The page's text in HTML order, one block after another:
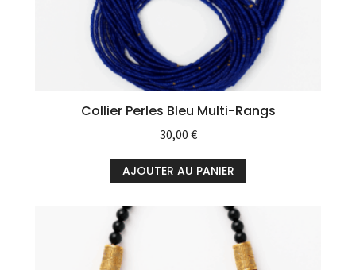
Collier Perles Bleu Multi-Rangs
30,00 €
AJOUTER AU PANIER